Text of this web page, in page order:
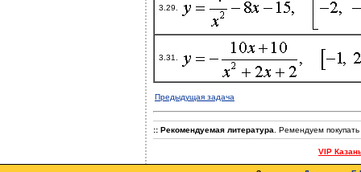
3.29.
3.31.
Предыдущая задача
:: Рекомендуемая литература . Ремендуем
VIP